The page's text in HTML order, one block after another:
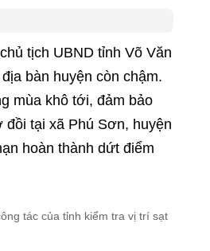
tịch UBND tỉnh Võ Văn
bàn huyện còn chậm.
mùa khô tới, đảm bảo
tại xã Phú Sơn, huyện
hoàn thành dứt điểm
tác của tỉnh kiểm tra vị trí sạt